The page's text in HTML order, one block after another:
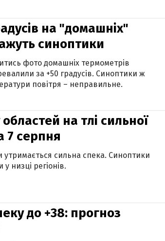
на "домашніх"
синоптики
фото домашніх термометрів
за +50 градусів. Синоптики ж
повітря – неправильне.
на тлі сильної
7 серпня
сильна спека. Синоптики
низці регіонів.
до +38: прогноз